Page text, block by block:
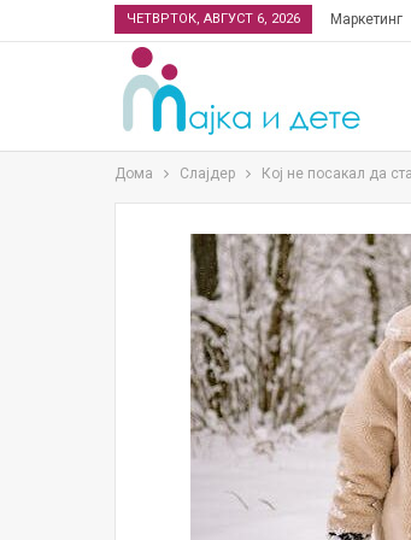
ЧЕТВРТОК, АВГУСТ 6, 2026 Маркетинг
Дома Слајдер Кој не посакал да